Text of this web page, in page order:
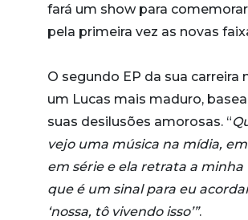
fará um show para
pela primeira vez as novas
O segundo EP da sua carreira
um Lucas mais maduro,
suas desilusões amorosas. “
vejo uma música na mídia,
em série e ela retrata a minha
que é um sinal para eu
‘nossa, tô vivendo isso’”.